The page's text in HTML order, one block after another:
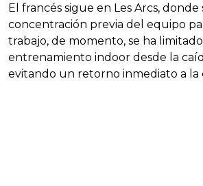
El francés sigue en Les Arcs, donde
concentración previa del equipo
trabajo, de momento, se ha limitado
entrenamiento indoor desde la
evitando un retorno inmediato a la